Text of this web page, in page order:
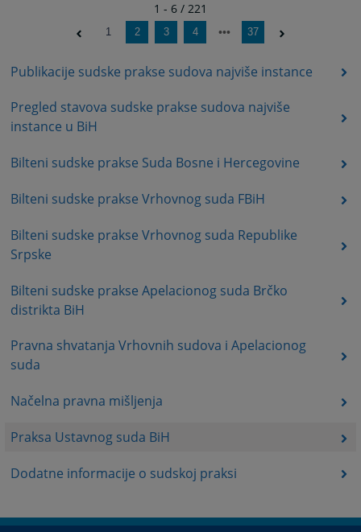
Publikacije sudske prakse sudova najviše instance
Pregled stavova sudske prakse sudova najviše
instance u BiH
Bilteni sudske prakse Suda Bosne i Hercegovine
Bilteni sudske prakse Vrhovnog suda FBiH
Bilteni sudske prakse Vrhovnog suda Republike
Srpske
Bilteni sudske prakse Apelacionog suda Brčko
distrikta BiH
Pravna shvatanja Vrhovnih sudova i Apelacionog
suda
Načelna pravna mišljenja
Praksa Ustavnog suda BiH
Dodatne informacije o sudskoj praksi
1 - 6 / 221
1 2 3 4 37